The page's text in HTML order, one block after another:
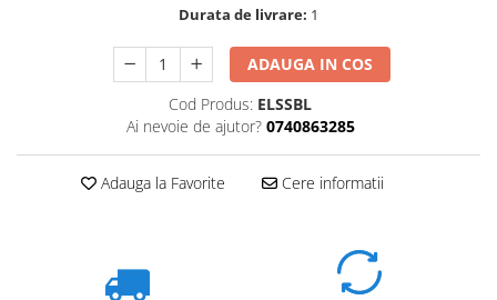
Durata de livrare: 1
ADAUGA IN COS
Cod Produs: ELSSBL
Ai nevoie de ajutor? 0740863285
Adauga la Favorite Cere informatii